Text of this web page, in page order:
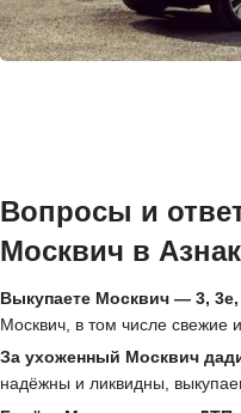
Вопросы и
Москвич в
Выкупаете Москвич — 3, 3е,
Москвич, в том числе свежие
За ухоженный Москвич
надёжны и ликвидны,